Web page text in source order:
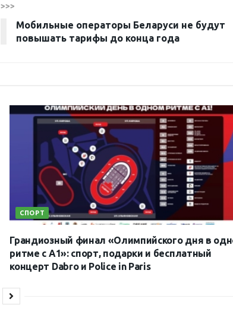
>>>
Мобильные операторы Беларуси не будут
повышать тарифы до конца года
СПОРТ
Грандиозный финал «Олимпийского дня в
ритме с А1»: спорт, подарки и бесплатный
концерт Dabro и Police in Paris